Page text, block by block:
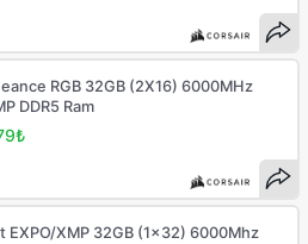
RGB 32GB (2X16) 6000MHz
DDR5 Ram
EXPO/XMP 32GB (1x32) 6000Mhz